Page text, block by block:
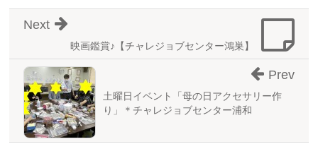
映画鑑賞♪【チャレジョブセンター鴻巣】
Next
土曜日イベント「母の日アクセサリー作
り」＊チャレジョブセンター浦和
Prev